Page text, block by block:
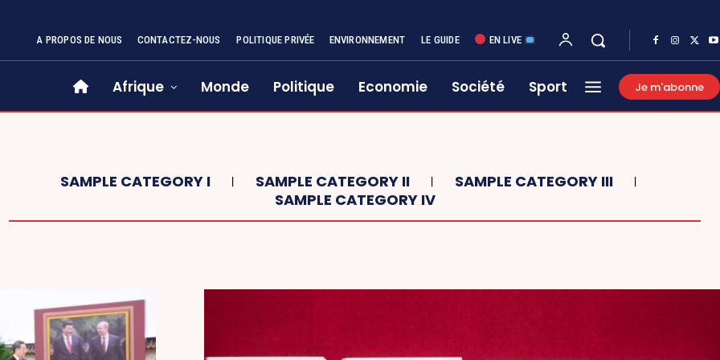
A PROPOS DE NOUS CONTACTEZ-NOUS POLITIQUE PRIVÉE ENVIRONNEMENT LE GUIDE EN LIVE
Afrique Monde Politique Economie Société Sport Je m'abonne
SAMPLE CATEGORY I SAMPLE CATEGORY II
SAMPLE CATEGORY III
SAMPLE CATEGORY IV